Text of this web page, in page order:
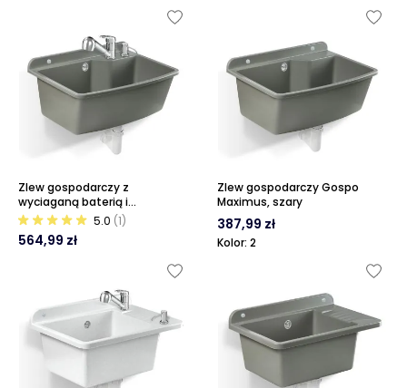
Zlew gospodarczy z
wyciaganą baterią i
dozownikiem Gospo Maximus,
5.0 (1)
564,99 zł
Zlew gospodarczy Gospo
Maximus, szary
387,99 zł
Kolor: 2